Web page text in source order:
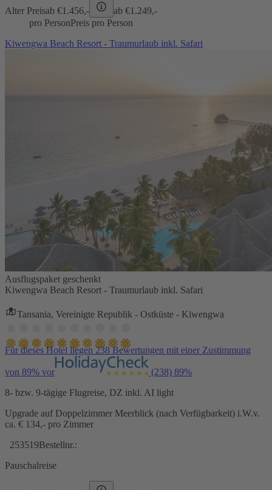
Alter Preisab €1.456,- ab €1.249,-
pro PersonPreis pro Person
Kiwengwa Beach Resort - Traumurlaub inkl. Safari
Ausflugspaket geschenkt
Kiwengwa Beach Resort - Traumurlaub inkl. Safari
Tansania, Vereinigte Republik - Ostküste - Kiwengwa
Für dieses Hotel liegen 238 Bewertungen mit einer Zustimmung
von 89% vor (238) 89%
8- bzw. 9-tägige Flugreise, DZ inkl. AI light
Upgrade auf Doppelzimmer Meerblick (nach Verfügbarkeit) i.W.v.
ca. € 134,- pro Zimmer
253519Bestellnr.:
Pauschalreise